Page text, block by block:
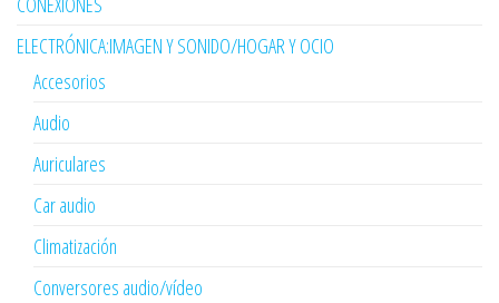
ELECTRÓNICA:IMAGEN Y SONIDO/HOGAR Y OCIO
Accesorios
Audio
Auriculares
Car audio
Climatización
Conversores audio/vídeo